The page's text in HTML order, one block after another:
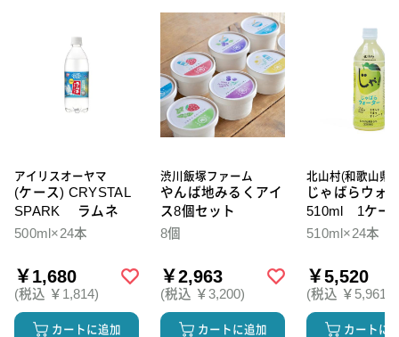
アイリスオーヤマ
(ケース) CRYSTAL
SPARK ラムネ
500ml×24本
￥1,680
(税込 ￥1,814)
カートに追加
渋川飯塚ファーム
やんば地みるくアイ
ス8個セット
8個
￥2,963
(税込 ￥3,200)
カートに追加
北山村(和歌山県)
じゃばらウォ
510ml 1ケー
本入
510ml×24本
￥5,520
(税込 ￥5,961)
カートに